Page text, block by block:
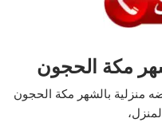
مكة الحجون
منزلية بالشهر مكة الحجون